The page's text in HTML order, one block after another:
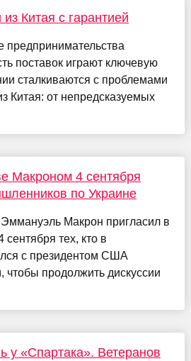
Китая с гарантией
поставок играют ключевую
сталкиваются с проблемами
Китая: от непредсказуемых
Макроном 4 сентября
по Украине
Макрон пригласил в
тех, кто в
с президентом США
продолжить дискуссии
у «Спартака». Ветеранов